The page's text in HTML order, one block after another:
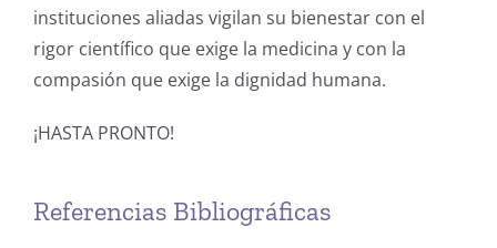
instituciones aliadas vigilan su bienestar con el
rigor científico que exige la medicina y con la
compasión que exige la dignidad humana.
¡HASTA PRONTO!
Referencias Bibliográficas